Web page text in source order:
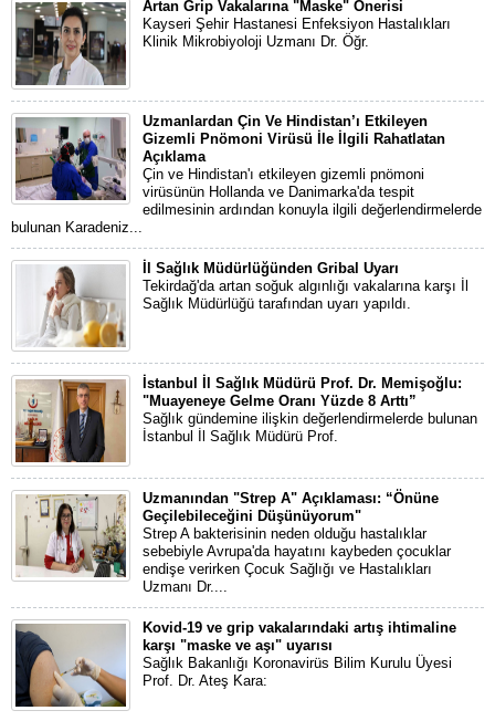
Artan Grip Vakalarına "Maske" Önerisi
Kayseri Şehir Hastanesi Enfeksiyon Hastalıkları
Klinik Mikrobiyoloji Uzmanı Dr. Öğr.
Uzmanlardan Çin Ve Hindistan’ı Etkileyen
Gizemli Pnömoni Virüsü İle İlgili Rahatlatan
Açıklama
Çin ve Hindistan'ı etkileyen gizemli pnömoni
virüsünün Hollanda ve Danimarka'da tespit
edilmesinin ardından konuyla ilgili değerlendirmelerde
bulunan Karadeniz...
İl Sağlık Müdürlüğünden Gribal Uyarı
Tekirdağ'da artan soğuk algınlığı vakalarına karşı İl
Sağlık Müdürlüğü tarafından uyarı yapıldı.
İstanbul İl Sağlık Müdürü Prof. Dr. Memişoğlu:
"Muayeneye Gelme Oranı Yüzde 8 Arttı”
Sağlık gündemine ilişkin değerlendirmelerde bulunan
İstanbul İl Sağlık Müdürü Prof.
Uzmanından "Strep A" Açıklaması: “Önüne
Geçilebileceğini Düşünüyorum"
Strep A bakterisinin neden olduğu hastalıklar
sebebiyle Avrupa'da hayatını kaybeden çocuklar
endişe verirken Çocuk Sağlığı ve Hastalıkları
Uzmanı Dr....
Kovid-19 ve grip vakalarındaki artış ihtimaline
karşı "maske ve aşı" uyarısı
Sağlık Bakanlığı Koronavirüs Bilim Kurulu Üyesi
Prof. Dr. Ateş Kara: